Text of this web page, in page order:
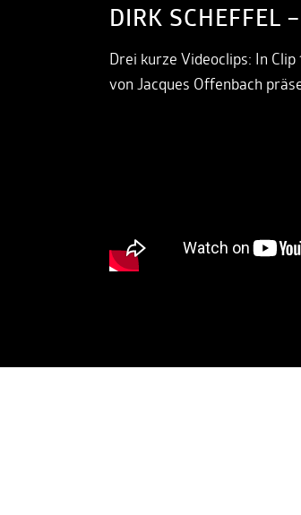
DIRK SCHEFFEL
Drei kurze Videoclips: In Clip
von Jacques Offenbach